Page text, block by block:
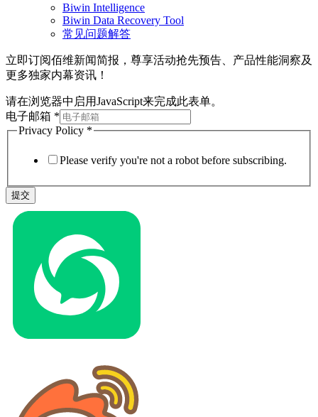
Biwin Intelligence
Biwin Data Recovery Tool
常见问题解答
立即订阅佰维新闻简报，尊享活动抢先预告、产品性能洞察及
更多独家内幕资讯！
请在浏览器中启用JavaScript来完成此表单。
电子邮箱 *
Privacy Policy *
Please verify you're not a robot before subscribing.
提交